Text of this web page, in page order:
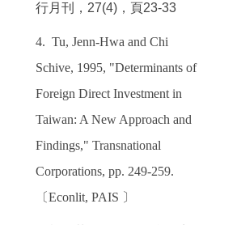
行月刊，27(4)，頁23-33
4. Tu, Jenn-Hwa and Chi
Schive, 1995, "Determinants of
Foreign Direct Investment in
Taiwan: A New Approach and
Findings," Transnational
Corporations, pp. 249-259.
〔Econlit, PAIS 〕